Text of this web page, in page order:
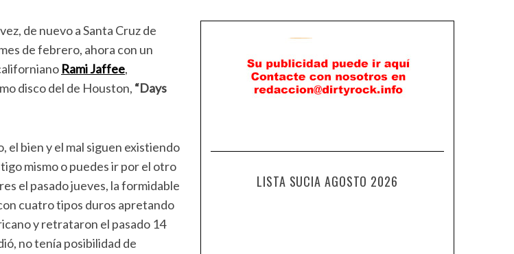
de nuevo a Santa Cruz de
de febrero, ahora con un
Rami Jaffee,
disco del de Houston, “Days
el bien y el mal siguen existiendo
mismo o puedes ir por el otro
el pasado jueves, la formidable
cuatro tipos duros apretando
y retrataron el pasado 14
no tenía posibilidad de
LISTA SUCIA AGOSTO 2026